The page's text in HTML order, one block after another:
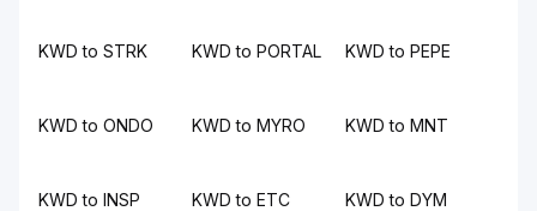
KWD to STRK KWD to PORTAL KWD to PEPE
KWD to ONDO KWD to MYRO KWD to MNT
KWD to INSP KWD to ETC KWD to DYM